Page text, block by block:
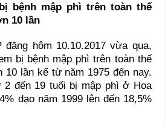
bệnh mập phì trên toàn thế
10 lần
đăng hôm 10.10.2017 vừa qua,
bị bệnh mập phì trên toàn thế
10 lần kể từ năm 1975 đến nay.
đến 19 tuổi bị mập phì ở Hoa
dạo năm 1999 lên đến 18,5%